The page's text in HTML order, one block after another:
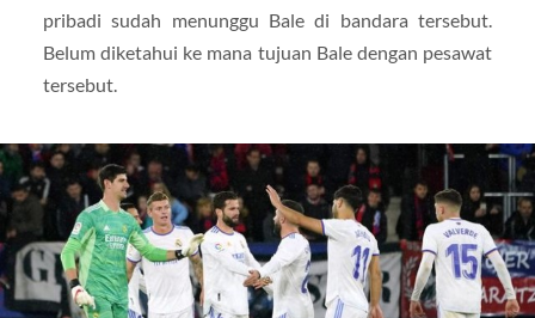
pribadi sudah menunggu Bale di bandara tersebut.
Belum diketahui ke mana tujuan Bale dengan pesawat
tersebut.